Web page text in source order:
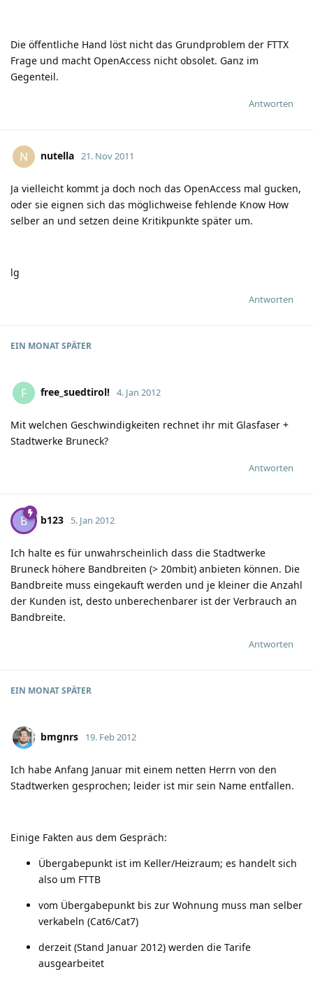
Die öffentliche Hand löst nicht das Grundproblem der FTTX
Frage und macht OpenAccess nicht obsolet. Ganz im
Gegenteil.
Antworten
N nutella 21. Nov 2011
Ja vielleicht kommt ja doch noch das OpenAccess mal gucken,
oder sie eignen sich das möglichweise fehlende Know How
selber an und setzen deine Kritikpunkte später um.
lg
Antworten
EIN MONATSPÄTER
F free_suedtirolǃ 4. Jan 2012
Mit welchen Geschwindigkeiten rechnet ihr mit Glasfaser +
Stadtwerke Bruneck?
Antworten
B b123 5. Jan 2012
Ich halte es für unwahrscheinlich dass die Stadtwerke
Bruneck höhere Bandbreiten (> 20mbit) anbieten können. Die
Bandbreite muss eingekauft werden und je kleiner die Anzahl
der Kunden ist, desto unberechenbarer ist der Verbrauch an
Bandbreite.
Antworten
EIN MONATSPÄTER
bmgnrs 19. Feb 2012
Ich habe Anfang Januar mit einem netten Herrn von den
Stadtwerken gesprochen; leider ist mir sein Name entfallen.
Einige Fakten aus dem Gespräch:
Übergabepunkt ist im Keller/Heizraum; es handelt sich
also um FTTB
vom Übergabepunkt bis zur Wohnung muss man selber
verkabeln (Cat6/Cat7)
derzeit (Stand Januar 2012) werden die Tarife
ausgearbeitet